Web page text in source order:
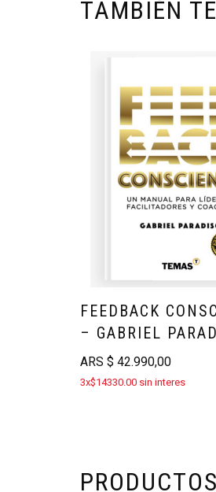
TAMBIÉN
FEEDBACK
– GABRIEL
ARS $ 42.990,00
3x$14330.00 sin interes